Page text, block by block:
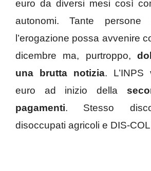
euro da diversi mesi così
autonomi. Tante persone
l’erogazione possa avvenire
dicembre ma, purtroppo,
una brutta notizia.
euro ad inizio della
pagamenti. Stesso
disoccupati agricoli e DIS-